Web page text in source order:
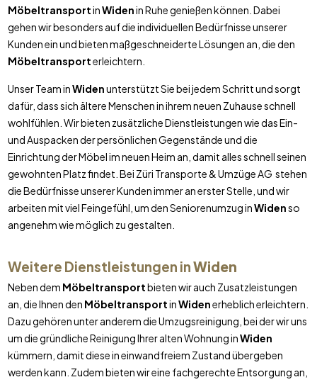
MöbeltransportinWidenin Ruhe genießen können. Dabei
gehen wir besonders auf die individuellen Bedürfnisse unserer
Kunden ein und bieten maßgeschneiderte Lösungen an, die den
Möbeltransporterleichtern.
Unser Team inWidenunterstützt Sie bei jedem Schritt und sorgt
dafür, dass sich ältere Menschen in ihrem neuen Zuhause schnell
wohlfühlen. Wir bieten zusätzliche Dienstleistungen wie das Ein-
und Auspacken der persönlichen Gegenstände und die
Einrichtung der Möbel im neuen Heim an, damit alles schnell seinen
gewohnten Platz findet. Bei Züri Transporte & Umzüge AG stehen
die Bedürfnisse unserer Kunden immer an erster Stelle, und wir
arbeiten mit viel Feingefühl, um den Seniorenumzug inWidenso
angenehm wie möglich zu gestalten.
Weitere Dienstleistungen inWiden
Neben dem Möbeltransportbieten wir auch Zusatzleistungen
an, die Ihnen den MöbeltransportinWidenerheblich erleichtern.
Dazu gehören unter anderem die Umzugsreinigung, bei der wir uns
um die gründliche Reinigung Ihrer alten Wohnung inWiden
kümmern, damit diese in einwandfreiem Zustand übergeben
werden kann. Zudem bieten wir eine fachgerechte Entsorgung an,